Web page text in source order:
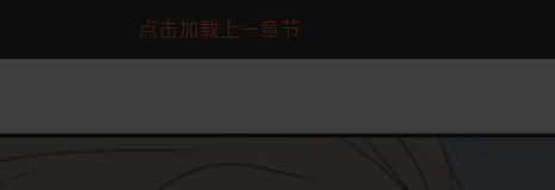
点击加载上一章节